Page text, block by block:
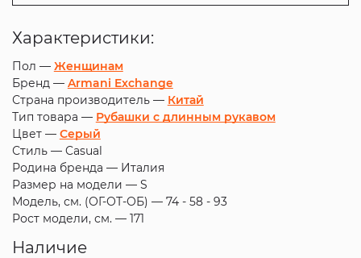
Характеристики:
Пол — Женщинам
Бренд — Armani Exchange
Страна производитель — Китай
Тип товара — Рубашки с длинным рукавом
Цвет — Серый
Стиль — Casual
Родина бренда — Италия
Размер на модели — S
Модель, см. (ОГ-ОТ-ОБ) — 74 - 58 - 93
Рост модели, см. — 171
Наличие